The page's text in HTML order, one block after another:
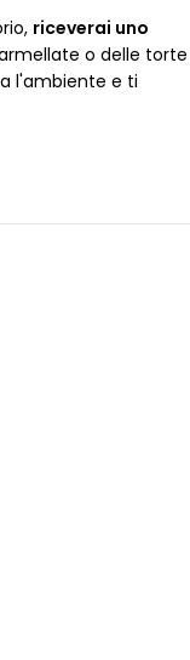
riceverai uno
o delle torte
l'ambiente e ti